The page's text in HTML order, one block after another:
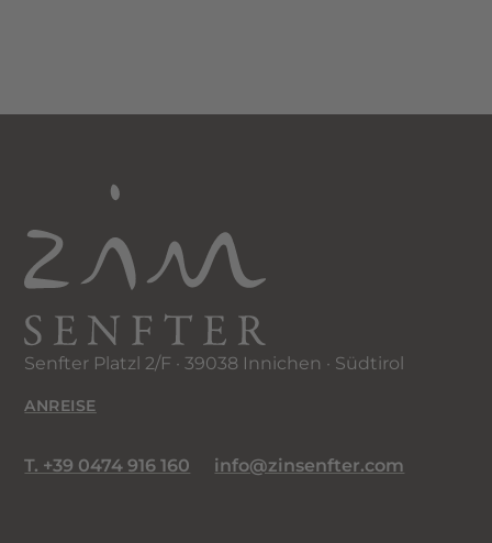
Senfter Platzl 2/F · 39038 Innichen · Südtirol
ANREISE
T. +39 0474 916 160 info@zinsenfter.com